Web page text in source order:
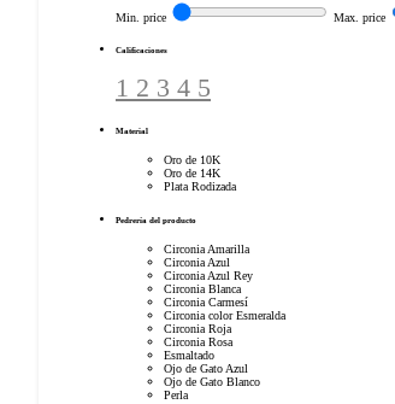
Min. price Max. price
Calificaciones
1 2 3 4 5
Material
Oro de 10K
Oro de 14K
Plata Rodizada
Pedrería del producto
Circonia Amarilla
Circonia Azul
Circonia Azul Rey
Circonia Blanca
Circonia Carmesí
Circonia color Esmeralda
Circonia Roja
Circonia Rosa
Esmaltado
Ojo de Gato Azul
Ojo de Gato Blanco
Perla